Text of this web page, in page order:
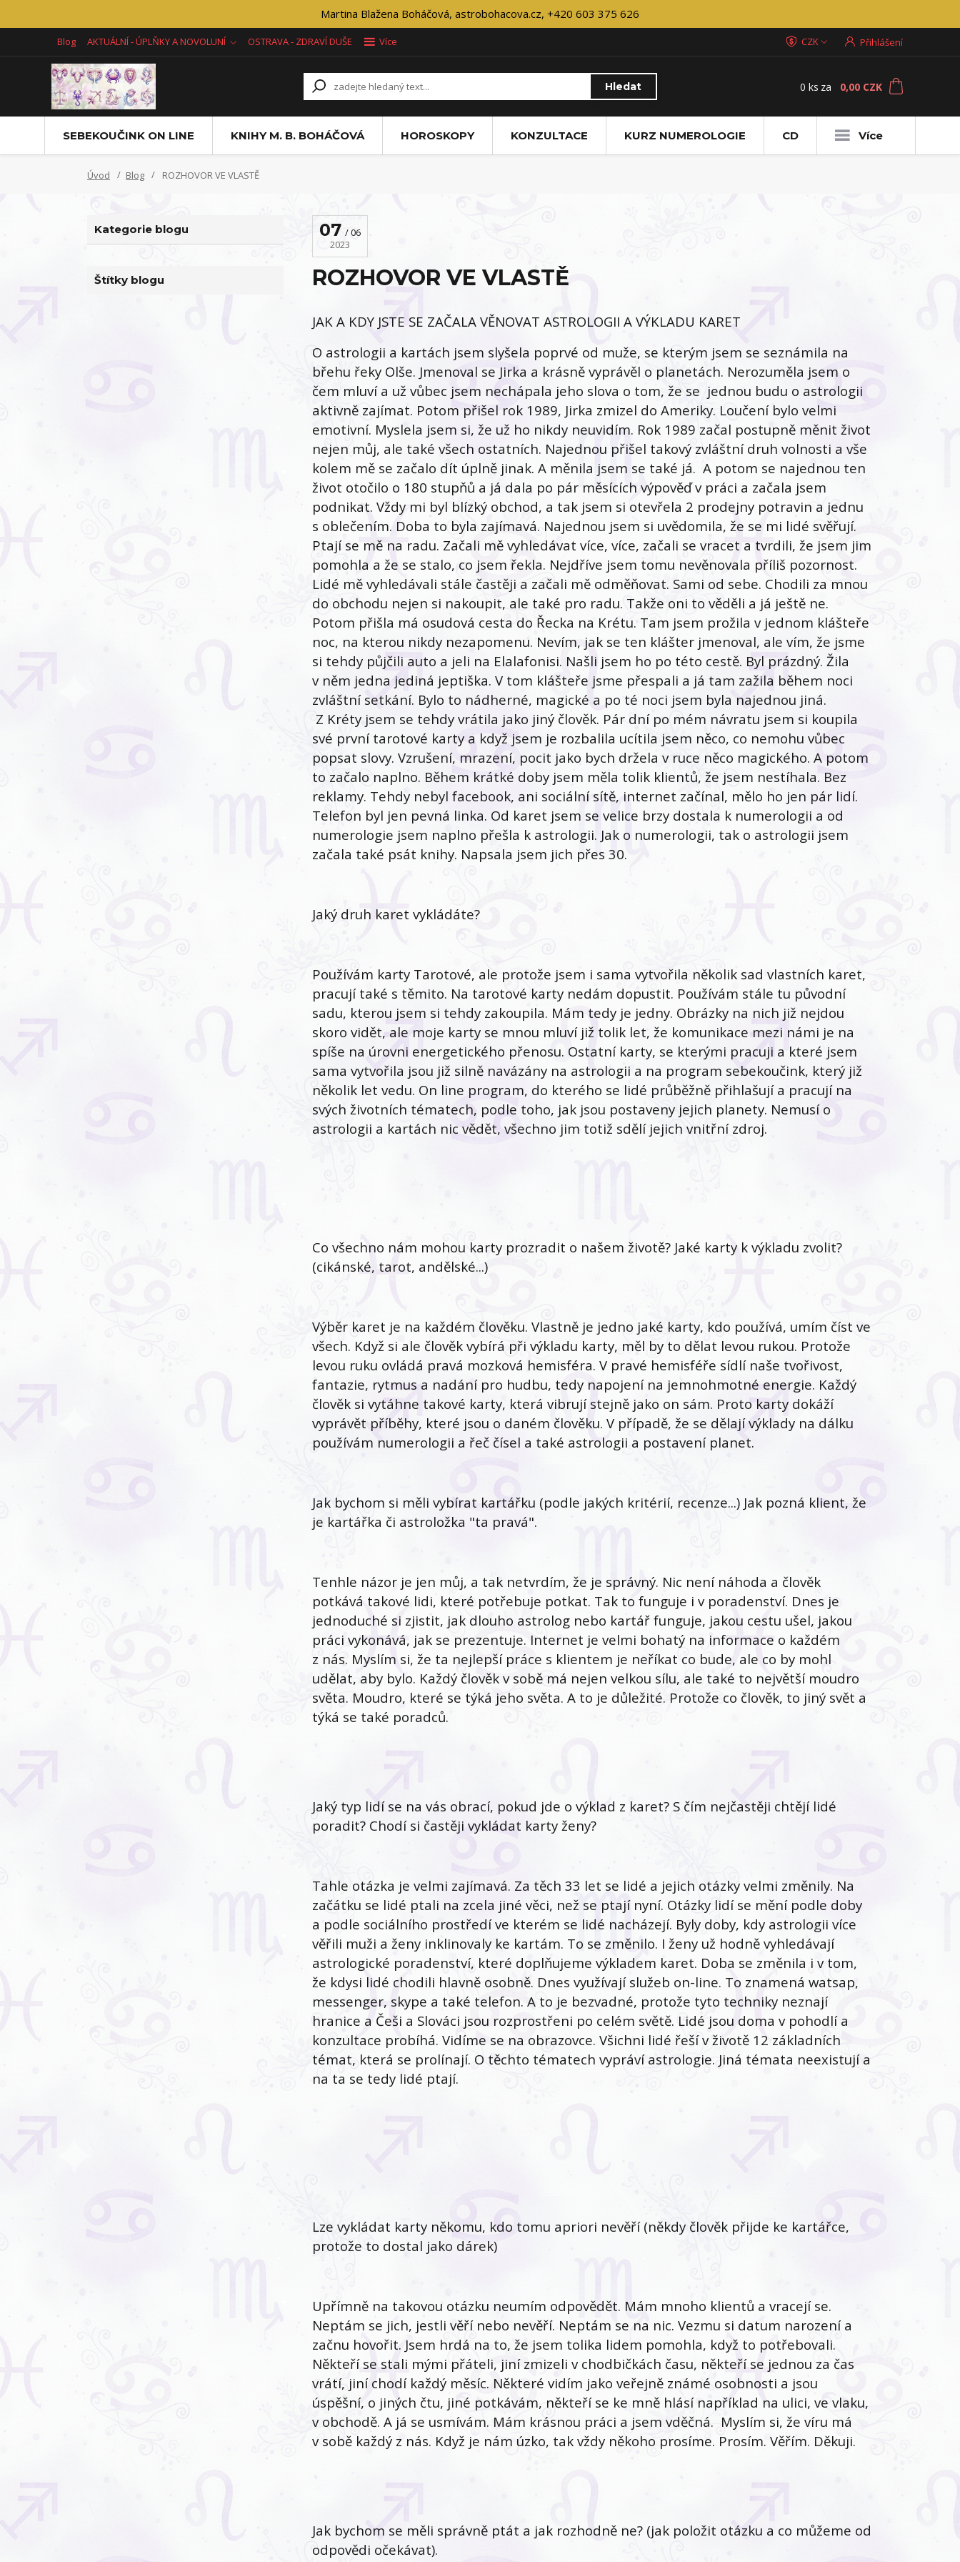
Martina Blažena Boháčová, astrobohacova.cz, +420 603 375 626
Blog AKTUÁLNÍ - ÚPLŇKY A NOVOLUNÍ OSTRAVA - ZDRAVÍ DUŠE Více CZK Přihlášení
Hledat 0 ks za 0,00 CZK
SEBEKOUČINK ON LINE KNIHY M. B. BOHÁČOVÁ HOROSKOPY KONZULTACE KURZ NUMEROLOGIE CD Více
Úvod Blog ROZHOVOR VE VLASTĚ
Kategorie blogu
Štítky blogu
07
06
2023
ROZHOVOR VE VLASTĚ
JAK A KDY JSTE SE ZAČALA VĚNOVAT ASTROLOGII A VÝKLADU KARET
O astrologii a kartách jsem slyšela poprvé od muže, se kterým jsem se seznámila na
břehu řeky Olše. Jmenoval se Jirka a krásně vyprávěl o planetách. Nerozuměla jsem o
čem mluví a už vůbec jsem nechápala jeho slova o tom, že se jednou budu o astrologii
aktivně zajímat. Potom přišel rok 1989, Jirka zmizel do Ameriky. Loučení bylo velmi
emotivní. Myslela jsem si, že už ho nikdy neuvidím. Rok 1989 začal postupně měnit život
nejen můj, ale také všech ostatních. Najednou přišel takový zvláštní druh volnosti a vše
kolem mě se začalo dít úplně jinak. A měnila jsem se také já. A potom se najednou ten
život otočilo o 180 stupňů a já dala po pár měsících výpověď v práci a začala jsem
podnikat. Vždy mi byl blízký obchod, a tak jsem si otevřela 2 prodejny potravin a jednu
s oblečením. Doba to byla zajímavá. Najednou jsem si uvědomila, že se mi lidé svěřují.
Ptají se mě na radu. Začali mě vyhledávat více, více, začali se vracet a tvrdili, že jsem jim
pomohla a že se stalo, co jsem řekla. Nejdříve jsem tomu nevěnovala příliš pozornost.
Lidé mě vyhledávali stále častěji a začali mě odměňovat. Sami od sebe. Chodili za mnou
do obchodu nejen si nakoupit, ale také pro radu. Takže oni to věděli a já ještě ne.
Potom přišla má osudová cesta do Řecka na Krétu. Tam jsem prožila v jednom klášteře
noc, na kterou nikdy nezapomenu. Nevím, jak se ten klášter jmenoval, ale vím, že jsme
si tehdy půjčili auto a jeli na Elalafonisi. Našli jsem ho po této cestě. Byl prázdný. Žila
v něm jedna jediná jeptiška. V tom klášteře jsme přespali a já tam zažila během noci
zvláštní setkání. Bylo to nádherné, magické a po té noci jsem byla najednou jiná.
Z Kréty jsem se tehdy vrátila jako jiný člověk. Pár dní po mém návratu jsem si koupila
své první tarotové karty a když jsem je rozbalila ucítila jsem něco, co nemohu vůbec
popsat slovy. Vzrušení, mrazení, pocit jako bych držela v ruce něco magického. A potom
to začalo naplno. Během krátké doby jsem měla tolik klientů, že jsem nestíhala. Bez
reklamy. Tehdy nebyl facebook, ani sociální sítě, internet začínal, mělo ho jen pár lidí.
Telefon byl jen pevná linka. Od karet jsem se velice brzy dostala k numerologii a od
numerologie jsem naplno přešla k astrologii. Jak o numerologii, tak o astrologii jsem
začala také psát knihy. Napsala jsem jich přes 30.
Jaký druh karet vykládáte?
Používám karty Tarotové, ale protože jsem i sama vytvořila několik sad vlastních karet,
pracují také s těmito. Na tarotové karty nedám dopustit. Používám stále tu původní
sadu, kterou jsem si tehdy zakoupila. Mám tedy je jedny. Obrázky na nich již nejdou
skoro vidět, ale moje karty se mnou mluví již tolik let, že komunikace mezi námi je na
spíše na úrovni energetického přenosu. Ostatní karty, se kterými pracuji a které jsem
sama vytvořila jsou již silně navázány na astrologii a na program sebekoučink, který již
několik let vedu. On line program, do kterého se lidé průběžně přihlašují a pracují na
svých životních tématech, podle toho, jak jsou postaveny jejich planety. Nemusí o
astrologii a kartách nic vědět, všechno jim totiž sdělí jejich vnitřní zdroj.
Co všechno nám mohou karty prozradit o našem životě? Jaké karty k výkladu zvolit?
(cikánské, tarot, andělské...)
Výběr karet je na každém člověku. Vlastně je jedno jaké karty, kdo používá, umím číst ve
všech. Když si ale člověk vybírá při výkladu karty, měl by to dělat levou rukou. Protože
levou ruku ovládá pravá mozková hemisféra. V pravé hemisféře sídlí naše tvořivost,
fantazie, rytmus a nadání pro hudbu, tedy napojení na jemnohmotné energie. Každý
člověk si vytáhne takové karty, která vibrují stejně jako on sám. Proto karty dokáží
vyprávět příběhy, které jsou o daném člověku. V případě, že se dělají výklady na dálku
používám numerologii a řeč čísel a také astrologii a postavení planet.
Jak bychom si měli vybírat kartářku (podle jakých kritérií, recenze...) Jak pozná klient, že
je kartářka či astroložka "ta pravá".
Tenhle názor je jen můj, a tak netvrdím, že je správný. Nic není náhoda a člověk
potkává takové lidi, které potřebuje potkat. Tak to funguje i v poradenství. Dnes je
jednoduché si zjistit, jak dlouho astrolog nebo kartář funguje, jakou cestu ušel, jakou
práci vykonává, jak se prezentuje. Internet je velmi bohatý na informace o každém
z nás. Myslím si, že ta nejlepší práce s klientem je neříkat co bude, ale co by mohl
udělat, aby bylo. Každý člověk v sobě má nejen velkou sílu, ale také to největší moudro
světa. Moudro, které se týká jeho světa. A to je důležité. Protože co člověk, to jiný svět a
týká se také poradců.
Jaký typ lidí se na vás obrací, pokud jde o výklad z karet? S čím nejčastěji chtějí lidé
poradit? Chodí si častěji vykládat karty ženy?
Tahle otázka je velmi zajímavá. Za těch 33 let se lidé a jejich otázky velmi změnily. Na
začátku se lidé ptali na zcela jiné věci, než se ptají nyní. Otázky lidí se mění podle doby
a podle sociálního prostředí ve kterém se lidé nacházejí. Byly doby, kdy astrologii více
věřili muži a ženy inklinovaly ke kartám. To se změnilo. I ženy už hodně vyhledávají
astrologické poradenství, které doplňujeme výkladem karet. Doba se změnila i v tom,
že kdysi lidé chodili hlavně osobně. Dnes využívají služeb on-line. To znamená watsap,
messenger, skype a také telefon. A to je bezvadné, protože tyto techniky neznají
hranice a Češi a Slováci jsou rozprostřeni po celém světě. Lidé jsou doma v pohodlí a
konzultace probíhá. Vidíme se na obrazovce. Všichni lidé řeší v životě 12 základních
témat, která se prolínají. O těchto tématech vypráví astrologie. Jiná témata neexistují a
na ta se tedy lidé ptají.
Lze vykládat karty někomu, kdo tomu apriori nevěří (někdy člověk přijde ke kartářce,
protože to dostal jako dárek)
Upřímně na takovou otázku neumím odpovědět. Mám mnoho klientů a vracejí se.
Neptám se jich, jestli věří nebo nevěří. Neptám se na nic. Vezmu si datum narození a
začnu hovořit. Jsem hrdá na to, že jsem tolika lidem pomohla, když to potřebovali.
Někteří se stali mými přáteli, jiní zmizeli v chodbičkách času, někteří se jednou za čas
vrátí, jiní chodí každý měsíc. Některé vidím jako veřejně známé osobnosti a jsou
úspěšní, o jiných čtu, jiné potkávám, někteří se ke mně hlásí například na ulici, ve vlaku,
v obchodě. A já se usmívám. Mám krásnou práci a jsem vděčná. Myslím si, že víru má
v sobě každý z nás. Když je nám úzko, tak vždy někoho prosíme. Prosím. Věřím. Děkuji.
Jak bychom se měli správně ptát a jak rozhodně ne? (jak položit otázku a co můžeme od
odpovědi očekávat).